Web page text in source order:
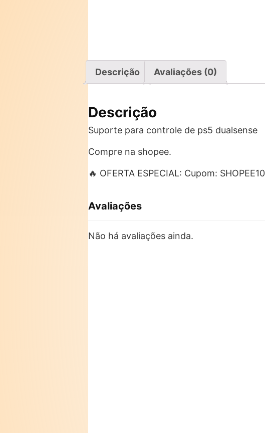
Descrição Avaliações (0)
Descrição
Suporte para controle de ps5 dualsense
Compre na shopee.
🔥 OFERTA ESPECIAL: Cupom:
Avaliações
Não há avaliações ainda.